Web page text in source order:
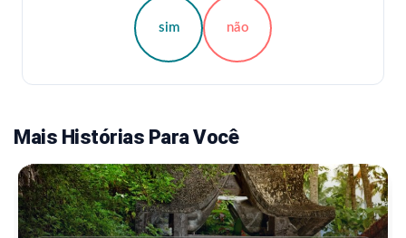
sim não
Mais Histórias Para Você